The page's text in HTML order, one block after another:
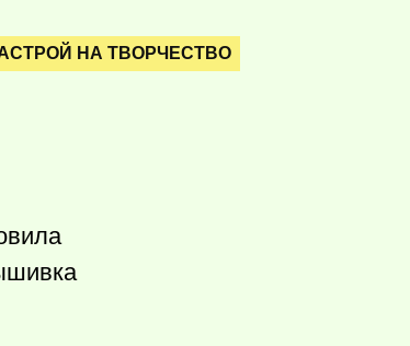
НА ТВОРЧЕСТВО